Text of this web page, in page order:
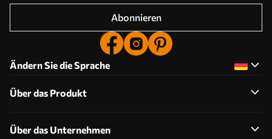
Abonnieren
Ändern Sie die Sprache
Über das Produkt
Über das Unternehmen